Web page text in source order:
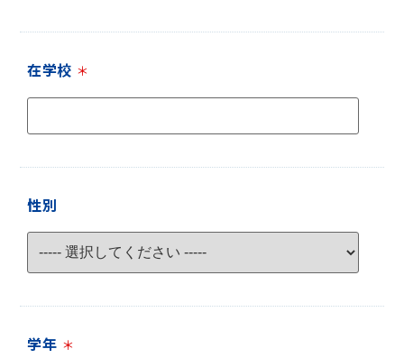
在学校 ＊
性別
学年 ＊